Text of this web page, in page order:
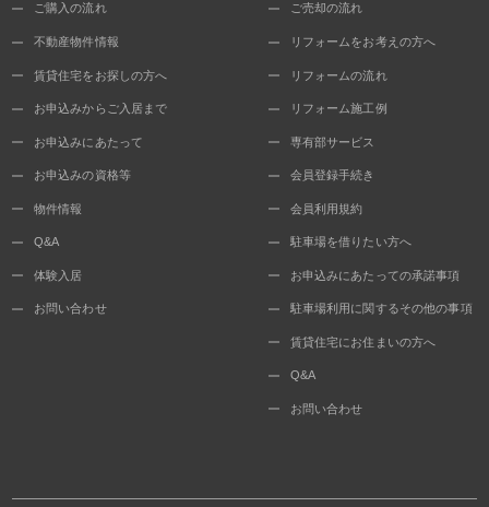
ご購入の流れ
不動産物件情報
賃貸住宅をお探しの方へ
お申込みからご入居まで
お申込みにあたって
お申込みの資格等
物件情報
Q&A
体験入居
お問い合わせ
ご売却の流れ
リフォームをお考えの方へ
リフォームの流れ
リフォーム施工例
専有部サービス
会員登録手続き
会員利用規約
駐車場を借りたい方へ
お申込みにあたっての承諾事項
駐車場利用に関するその他の事項
賃貸住宅にお住まいの方へ
Q&A
お問い合わせ